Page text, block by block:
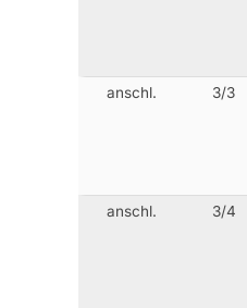
anschl. 3/3
anschl. 3/4